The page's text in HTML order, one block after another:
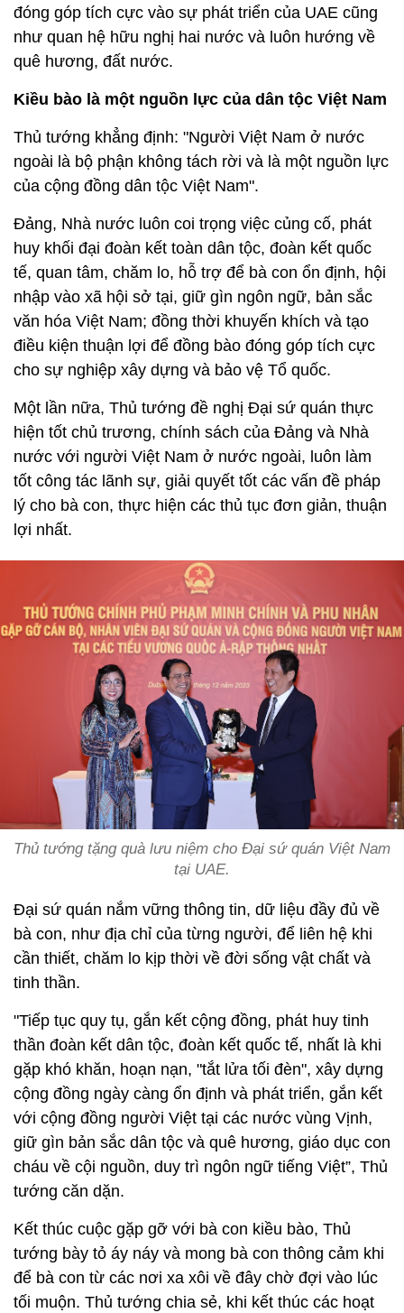
đóng góp tích cực vào sự phát triển của UAE cũng
như quan hệ hữu nghị hai nước và luôn hướng về
quê hương, đất nước.
Kiều bào là một nguồn lực của dân tộc Việt Nam
Thủ tướng khẳng định: "Người Việt Nam ở nước
ngoài là bộ phận không tách rời và là một nguồn lực
của cộng đồng dân tộc Việt Nam".
Đảng, Nhà nước luôn coi trọng việc củng cố, phát
huy khối đại đoàn kết toàn dân tộc, đoàn kết quốc
tế, quan tâm, chăm lo, hỗ trợ để bà con ổn định, hội
nhập vào xã hội sở tại, giữ gìn ngôn ngữ, bản sắc
văn hóa Việt Nam; đồng thời khuyến khích và tạo
điều kiện thuận lợi để đồng bào đóng góp tích cực
cho sự nghiệp xây dựng và bảo vệ Tổ quốc.
Một lần nữa, Thủ tướng đề nghị Đại sứ quán thực
hiện tốt chủ trương, chính sách của Đảng và Nhà
nước với người Việt Nam ở nước ngoài, luôn làm
tốt công tác lãnh sự, giải quyết tốt các vấn đề pháp
lý cho bà con, thực hiện các thủ tục đơn giản, thuận
lợi nhất.
Thủ tướng tặng quà lưu niệm cho Đại sứ quán Việt Nam
tại UAE.
Đại sứ quán nắm vững thông tin, dữ liệu đầy đủ về
bà con, như địa chỉ của từng người, để liên hệ khi
cần thiết, chăm lo kịp thời về đời sống vật chất và
tinh thần.
"Tiếp tục quy tụ, gắn kết cộng đồng, phát huy tinh
thần đoàn kết dân tộc, đoàn kết quốc tế, nhất là khi
gặp khó khăn, hoạn nạn, "tắt lửa tối đèn", xây dựng
cộng đồng ngày càng ổn định và phát triển, gắn kết
với cộng đồng người Việt tại các nước vùng Vịnh,
giữ gìn bản sắc dân tộc và quê hương, giáo dục con
cháu về cội nguồn, duy trì ngôn ngữ tiếng Việt”, Thủ
tướng căn dặn.
Kết thúc cuộc gặp gỡ với bà con kiều bào, Thủ
tướng bày tỏ áy náy và mong bà con thông cảm khi
để bà con từ các nơi xa xôi về đây chờ đợi vào lúc
tối muộn. Thủ tướng chia sẻ, khi kết thúc các hoạt